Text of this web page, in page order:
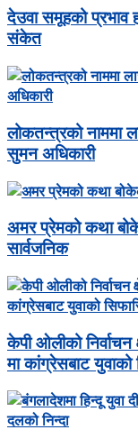
देउवा समूहको
संकेत
लोकतन्त्रको नाममा
सुमन अधिकारी
अमर प्रेमको कथा
सार्वजनिक
केपी ओलीको
मा कांग्रेसबाट युवाको